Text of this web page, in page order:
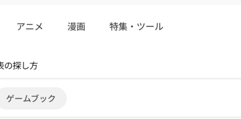
アニメ 漫画 特集・ツール
ゲームブック